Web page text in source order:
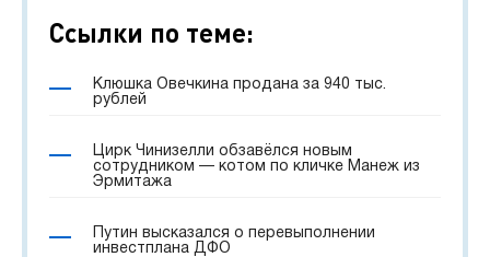
Ссылки по теме:
Клюшка Овечкина продана за 940 тыс.
рублей
Цирк Чинизелли обзавёлся новым
сотрудником — котом по кличке Манеж из
Эрмитажа
Путин высказался о перевыполнении
инвестплана ДФО